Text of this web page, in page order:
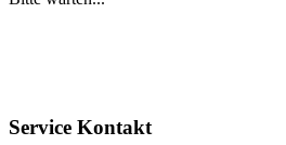
Service Kontakt